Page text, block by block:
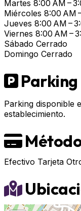
Martes 8:00 AM –
Miércoles 8:00 AM
Jueves 8:00 AM –
Viernes 8:00 AM –
Sábado Cerrado
Domingo Cerrado
Parking
Parking disponible
establecimiento.
Efectivo Tarjeta